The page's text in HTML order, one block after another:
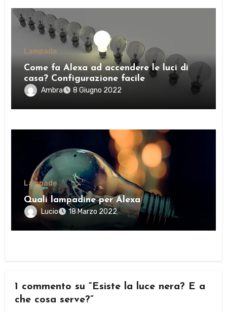
Lampade
Come fa Alexa ad accendere le luci di
casa? Configurazione facile
Ambra 8 Giugno 2022
Lampade
Quali lampadine per Alexa
Lucio 18 Marzo 2022
1 commento su “Esiste la luce nera? E a
che cosa serve?”